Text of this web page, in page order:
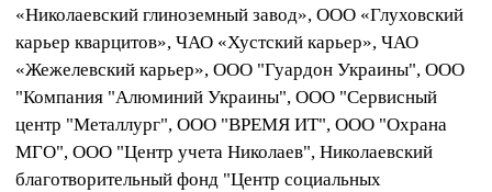
«Николаевский глиноземный завод», ООО «Глуховский
карьер кварцитов», ЧАО «Хустский карьер», ЧАО
«Жежелевский карьер», ООО "Гуардон Украины", ООО
"Компания "Алюминий Украины", ООО "Сервисный
центр "Металлург", ООО "ВРЕМЯ ИТ", ООО "Охрана
МГО", ООО "Центр учета Николаев", Николаевский
благотворительный фонд "Центр социальных